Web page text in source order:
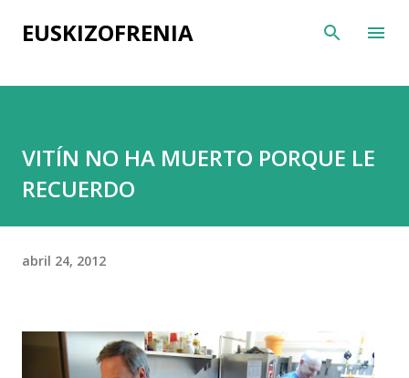
Ir al contenido principal
EUSKIZOFRENIA
VITÍN NO HA MUERTO PORQUE LE
RECUERDO
abril 24, 2012